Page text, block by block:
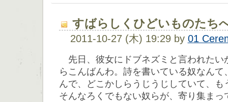
すばらしくひどいものたち
2011-10-27 (木) 19:29 by 01
先日、彼女にドブネズミと言われたい
らこんばんわ。詩を書いている奴なん
んで、どこかしらうじうじしていて、
そんなろくでもない奴らが、寄り集まっ